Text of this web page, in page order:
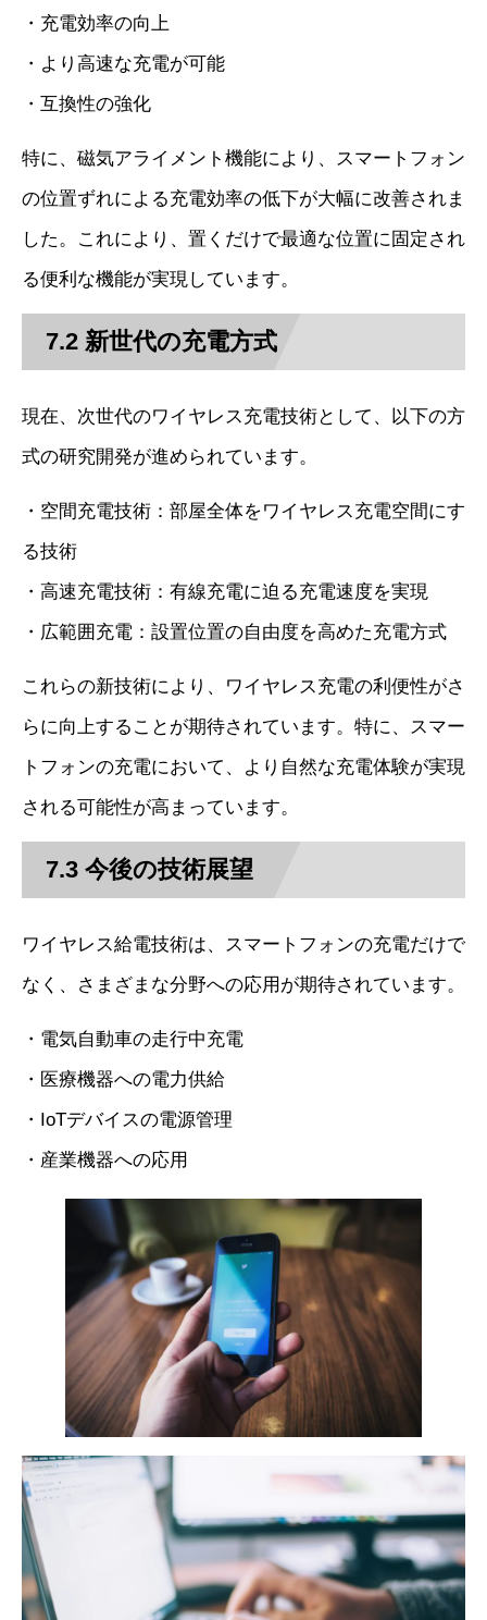
・充電効率の向上
・より高速な充電が可能
・互換性の強化
特に、磁気アライメント機能により、スマートフォン
の位置ずれによる充電効率の低下が大幅に改善されま
した。これにより、置くだけで最適な位置に固定され
る便利な機能が実現しています。
7.2 新世代の充電方式
現在、次世代のワイヤレス充電技術として、以下の方
式の研究開発が進められています。
・空間充電技術：部屋全体をワイヤレス充電空間にす
る技術
・高速充電技術：有線充電に迫る充電速度を実現
・広範囲充電：設置位置の自由度を高めた充電方式
これらの新技術により、ワイヤレス充電の利便性がさ
らに向上することが期待されています。特に、スマー
トフォンの充電において、より自然な充電体験が実現
される可能性が高まっています。
7.3 今後の技術展望
ワイヤレス給電技術は、スマートフォンの充電だけで
なく、さまざまな分野への応用が期待されています。
・電気自動車の走行中充電
・医療機器への電力供給
・IoTデバイスの電源管理
・産業機器への応用